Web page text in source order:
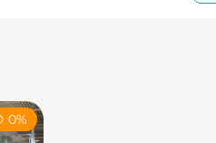
0%